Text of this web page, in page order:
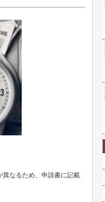
異なるため、申請書に記載